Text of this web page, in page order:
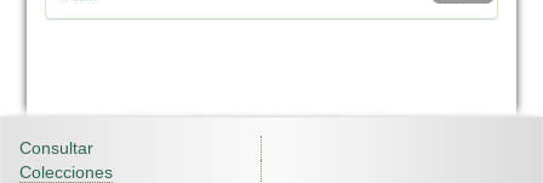
Consultar
Colecciones